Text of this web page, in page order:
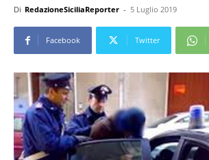
Di RedazioneSiciliaReporter - 5 Luglio 2019
Facebook Twitter